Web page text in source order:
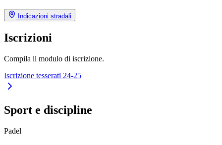
Indicazioni stradali
Iscrizioni
Compila il modulo di iscrizione.
Iscrizione tesserati 24-25
Sport e discipline
Padel